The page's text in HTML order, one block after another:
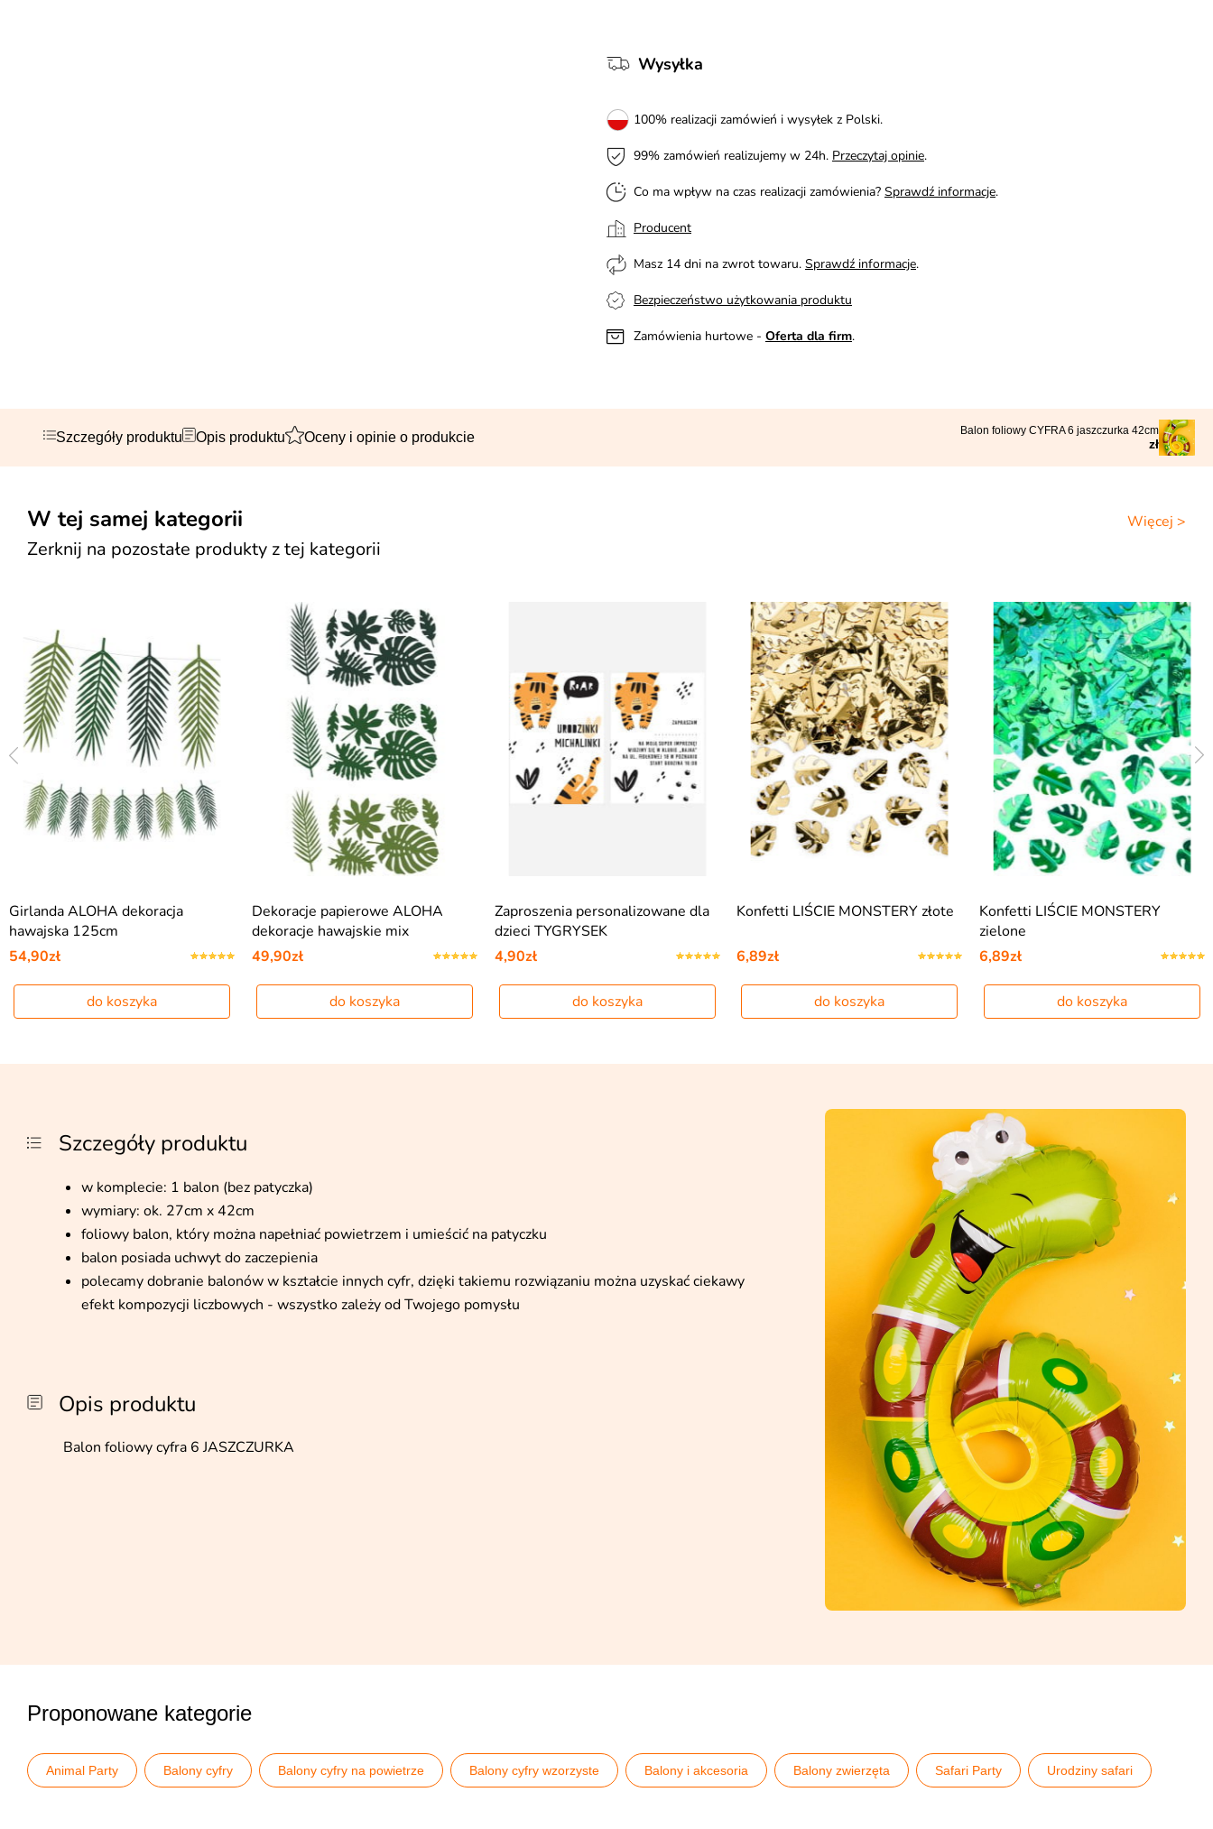
Wysyłka
100% realizacji zamówień i wysyłek z Polski.
99% zamówień realizujemy w 24h. Przeczytaj opinie.
Co ma wpływ na czas realizacji zamówienia? Sprawdź informacje.
Producent
Masz 14 dni na zwrot towaru. Sprawdź informacje.
Bezpieczeństwo użytkowania produktu
Zamówienia hurtowe - Oferta dla firm.
Szczegóły produktu Opis produktu Oceny i opinie o produkcie Balon foliowy CYFRA 6 jaszczurka 42cm
zł
Więcej >
W tej samej kategorii
Zerknij na pozostałe produkty z tej kategorii
Girlanda ALOHA dekoracja
hawajska 125cm
54,90zł
do koszyka
Dekoracje papierowe ALOHA
dekoracje hawajskie mix
49,90zł
do koszyka
Zaproszenia personalizowane dla
dzieci TYGRYSEK
4,90zł
do koszyka
Konfetti LIŚCIE MONSTERY złote
6,89zł
do koszyka
Konfetti LIŚCIE MONSTERY
zielone
6,89zł
do koszyka
Szczegóły produktu
w komplecie: 1 balon (bez patyczka)
wymiary: ok. 27cm x 42cm
foliowy balon, który można napełniać powietrzem i umieścić na patyczku
balon posiada uchwyt do zaczepienia
polecamy dobranie balonów w kształcie innych cyfr, dzięki takiemu rozwiązaniu można uzyskać ciekawy
efekt kompozycji liczbowych - wszystko zależy od Twojego pomysłu
Opis produktu
Balon foliowy cyfra 6 JASZCZURKA
Proponowane kategorie
Animal Party Balony cyfry Balony cyfry na powietrze Balony cyfry wzorzyste Balony i akcesoria Balony zwierzęta Safari Party Urodziny safari